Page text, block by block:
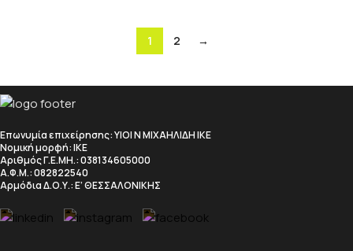
1 2 →
Επωνυμία επιχείρησης: ΥΙΟΙ Ν ΜΙΧΑΗΛΙΔΗ ΙΚΕ
Νομική μορφή: ΙΚΕ
Αριθμός Γ.Ε.ΜΗ.: 038134605000
Α.Φ.Μ.: 082822540
Αρμόδια Δ.Ο.Υ.: Ε’ ΘΕΣΣΑΛΟΝΙΚΗΣ